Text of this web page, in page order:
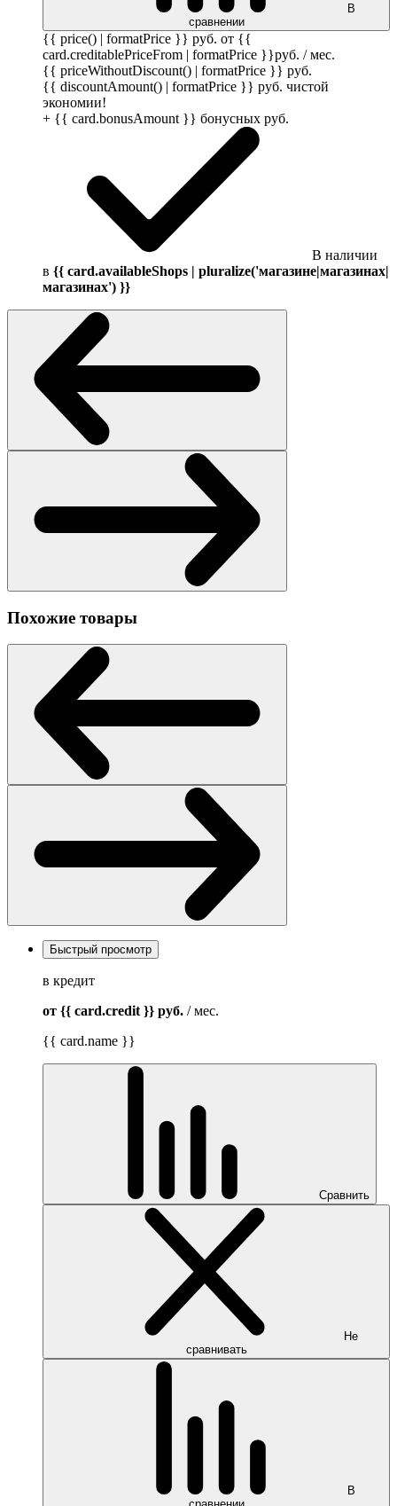
В
сравнении
{{ price() | formatPrice }} руб. от {{
card.creditablePriceFrom | formatPrice }}руб. / мес.
{{ priceWithoutDiscount() | formatPrice }} руб.
{{ discountAmount() | formatPrice }} руб. чистой
экономии!
+ {{ card.bonusAmount }} бонусных руб.
В наличии
в {{ card.availableShops | pluralize('магазине|магазинах|
магазинах') }}
Похожие товары
Быстрый просмотр
в кредит
от {{ card.credit }} руб. / мес.
{{ card.name }}
Сравнить
Не
сравнивать
В